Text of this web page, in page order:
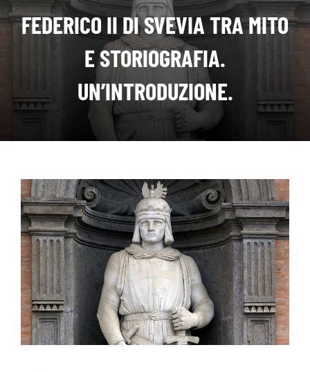
ABOUT US
RECENSIONI
CONTATTI
Cerca
per:
FEDERICO II DI SVEVIA TRA MITO
E STORIOGRAFIA.
UN’INTRODUZIONE.